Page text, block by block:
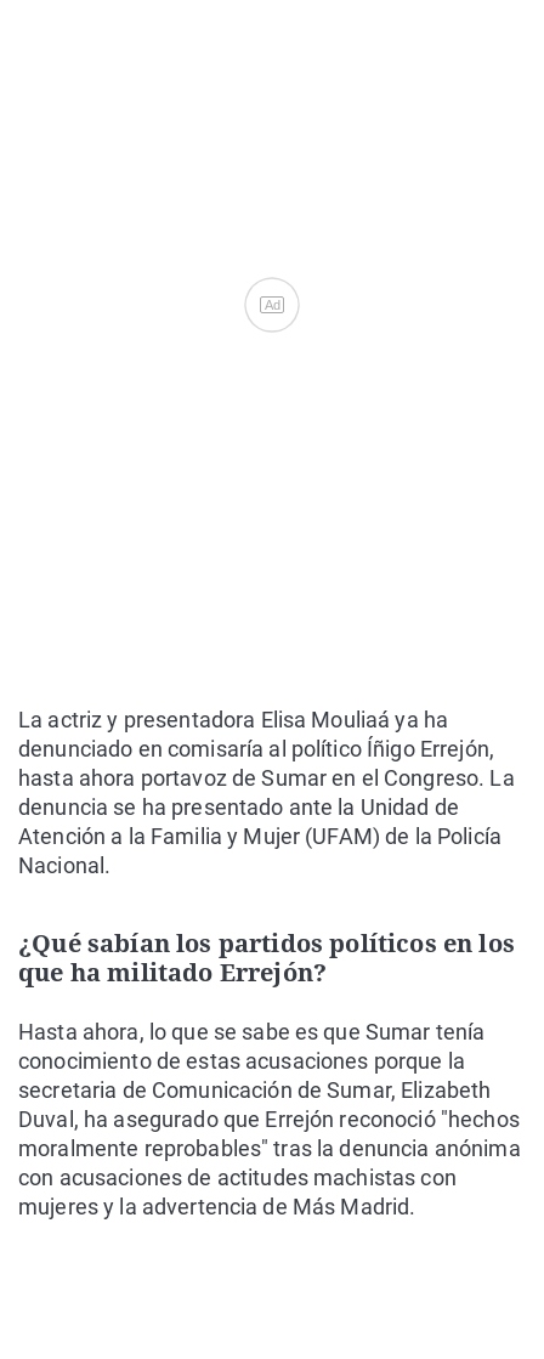
Ad
La actriz y presentadora Elisa Mouliaá ya ha
denunciado en comisaría al político Íñigo Errejón,
hasta ahora portavoz de Sumar en el Congreso. La
denuncia se ha presentado ante la Unidad de
Atención a la Familia y Mujer (UFAM) de la Policía
Nacional.
¿Qué sabían los partidos políticos en los
que ha militado Errejón?
Hasta ahora, lo que se sabe es que Sumar tenía
conocimiento de estas acusaciones porque la
secretaria de Comunicación de Sumar, Elizabeth
Duval, ha asegurado que Errejón reconoció "hechos
moralmente reprobables" tras la denuncia anónima
con acusaciones de actitudes machistas con
mujeres y la advertencia de Más Madrid.